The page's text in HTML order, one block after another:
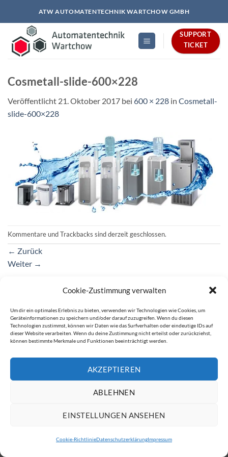
Cookie-Zustimmung verwalten
Um dir ein optimales Erlebnis zu bieten, verwenden wir Technologien wie Cookies, um
Geräteinformationen zu speichern und/oder darauf zuzugreifen. Wenn du diesen
Technologien zustimmst, können wir Daten wie das Surfverhalten oder eindeutige IDs auf
dieser Website verarbeiten. Wenn du deine Zustimmung nicht erteilst oder zurückziehst,
können bestimmte Merkmale und Funktionen beeinträchtigt werden.
AKZEPTIEREN
ABLEHNEN
EINSTELLUNGEN ANSEHEN
Cookie-RichtlinieDatenschutzerklärungImpressum
springen
ATW AUTOMATENTECHNIK WARTCHOW GMBH
SUPPORT
TICKET
Cosmetall-slide-600×228
Veröffentlicht 21. Oktober 2017 bei 600 × 228 in Cosmetall-
slide-600×228
Kommentare und Trackbacks sind derzeit geschlossen.
← Zurück
Weiter →
IMPRESSUM DATENSCHUTZERKLÄRUNG
Copyright 2026 ©ATW Automatentechnik Wartchow GmbH